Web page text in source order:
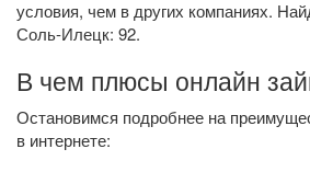
условия, чем в других компаниях.
Соль-Илецк: 92.
В чем плюсы онлайн
Остановимся подробнее на
в интернете: